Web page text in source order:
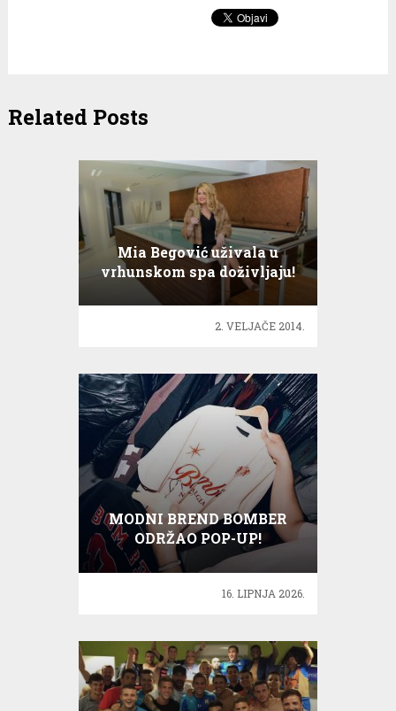
Related Posts
Mia Begović uživala u
vrhunskom spa doživljaju!
2. VELJAČE 2014.
MODNI BREND BOMBER
ODRŽAO POP-UP!
16. LIPNJA 2026.